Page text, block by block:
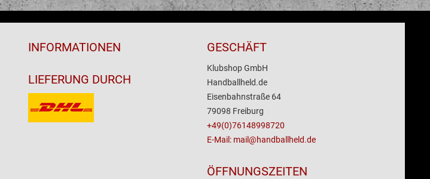
INFORMATIONEN
LIEFERUNG DURCH
GESCHÄFT
Klubshop GmbH
Handballheld.de
Eisenbahnstraße 64
79098 Freiburg
+49(0)76148998720
E-Mail: mail@handballheld.de
ÖFFNUNGSZEITEN